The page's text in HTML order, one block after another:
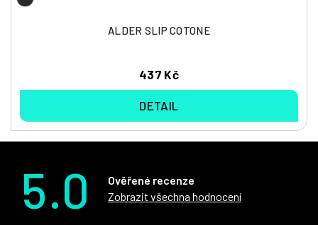
ALDER SLIP COTONE
437 Kč
DETAIL
5.0
Ověřené recenze
Zobrazit všechna hodnocení